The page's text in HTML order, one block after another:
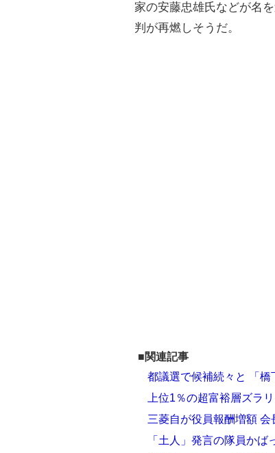
家の安藤忠雄氏などが名
判が再燃しそうだ。
■関連記事
都議選で候補続々と 「
上位1％の超富裕層ズラ
三菱自が役員報酬増額
「土人」発言の隊員かば